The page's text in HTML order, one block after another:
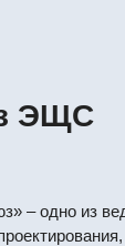
ЭЩС
– одно из